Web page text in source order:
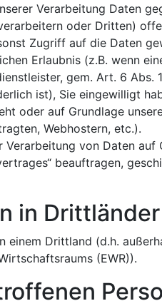
Verarbeitung Daten
oder Dritten)
Zugriff auf die Daten
Erlaubnis (z.B. wenn
gem. Art. 6 Abs.
ist), Sie eingewilligt
oder auf Grundlage
Webhostern, etc.).
von Daten auf
beauftragen,
in Drittländer
einem Drittland (d.h.
(EWR)).